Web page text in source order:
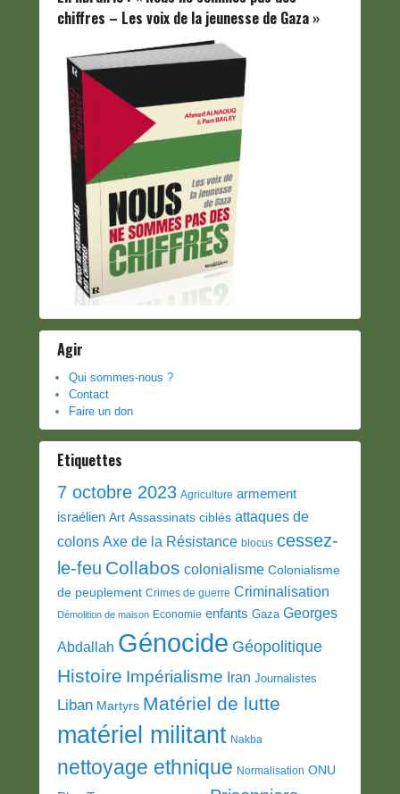
chiffres – Les voix de la jeunesse de Gaza »
Agir
Qui sommes-nous ?
Contact
Faire un don
Etiquettes
7 octobre 2023 Agriculture armement
israélien Art Assassinats ciblés attaques de
colons Axe de la Résistance blocus cessez-
le-feu Collabos colonialisme Colonialisme
de peuplement Crimes de guerre Criminalisation
Démolition de maison Economie enfants Gaza Georges
Abdallah Génocide Géopolitique
Histoire Impérialisme Iran Journalistes
Liban Martyrs Matériel de lutte
matériel militant Nakba
nettoyage ethnique Normalisation ONU